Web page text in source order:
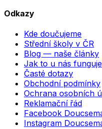
Odkazy
Kde doučujeme
Střední školy v ČR
Blog — naše články
Jak to u nás funguje
Časté dotazy
Obchodní podmínky
Ochrana osobních
Reklamační řád
Facebook
Instagram